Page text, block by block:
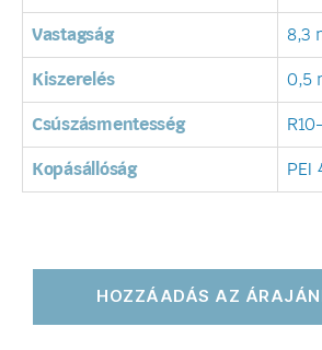
Vastagság 8,3
Kiszerelés 0,5
Csúszásmentesség
Kopásállóság PEI
HOZZÁADÁS AZ